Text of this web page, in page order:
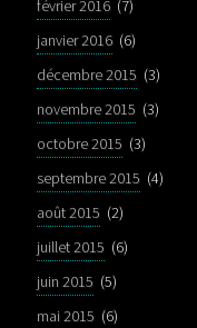
février 2016 (7)
janvier 2016 (6)
décembre 2015 (3)
novembre 2015 (3)
octobre 2015 (3)
septembre 2015 (4)
août 2015 (2)
juillet 2015 (6)
juin 2015 (5)
mai 2015 (6)